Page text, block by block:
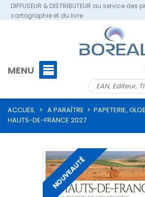
DIFFUSEUR & DISTRIBUTEUR au service
cartographie et du livre
MENU
ACCUEIL > A PARAÎTRE > PAPETERIE,
HAUTS-DE-FRANCE 2027